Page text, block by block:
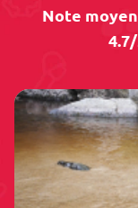
Note